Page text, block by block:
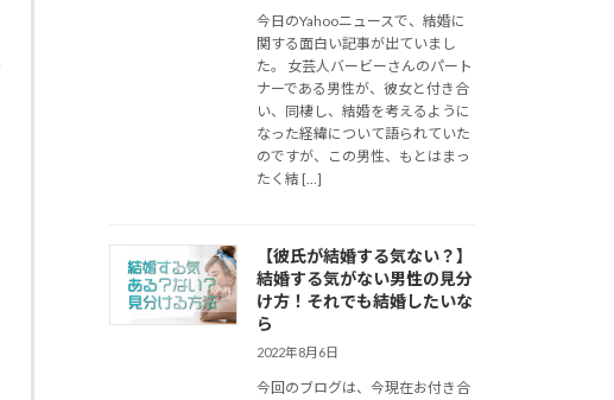
今日のYahooニュースで、結婚に
関する面白い記事が出ていまし
た。 女芸人バービーさんのパート
ナーである男性が、彼女と付き合
い、同棲し、結婚を考えるように
なった経緯について語られていた
のですが、この男性、もとはまっ
たく結 […]
【彼氏が結婚する気ない？】
結婚する気がない男性の見分
け方！それでも結婚したいな
ら
2022年8月6日
今回のブログは、今現在お付き合